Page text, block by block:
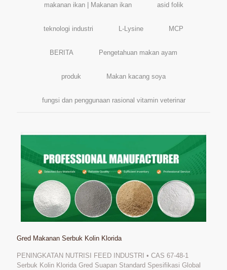
makanan ikan | Makanan ikan asid folik
teknologi industri L-Lysine MCP
BERITA Pengetahuan makan ayam
produk Makan kacang soya
fungsi dan penggunaan rasional vitamin veterinar
Gred Makanan Serbuk Kolin Klorida
PENINGKATAN NUTRISI FEED INDUSTRI • CAS 67-48-1
Serbuk Kolin Klorida Gred Suapan Standard Spesifikasi Global